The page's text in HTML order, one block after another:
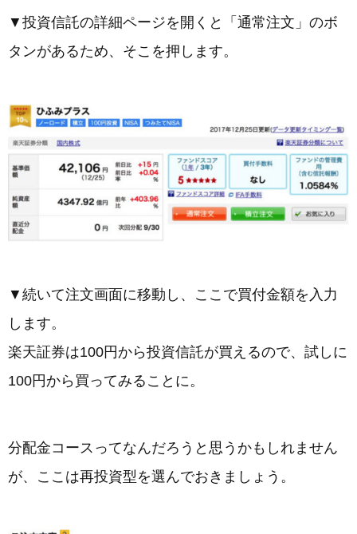
▼投資信託の詳細ページを開くと「通常注文」のボ
タンがあるため、そこを押します。
▼続いて注文画面に移動し、ここで買付金額を入力
します。
楽天証券は100円から投資信託が買えるので、試しに
100円から買ってみることに。
分配金コースってなんだろうと思うかもしれません
が、ここは再投資型を選んでおきましょう。